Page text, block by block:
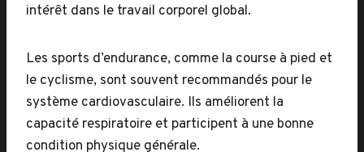
intérêt dans le travail corporel global.
Les sports d’endurance, comme la course à pied et
le cyclisme, sont souvent recommandés pour le
système cardiovasculaire. Ils améliorent la
capacité respiratoire et participent à une bonne
condition physique générale.